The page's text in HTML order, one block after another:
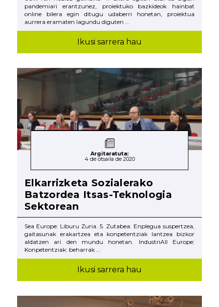
pandemiari erantzunez, proiektuko bazkideok hainbat
online bilera egin ditugu udaberri honetan, proiektua
aurrera eramaten lagundu diguten ...
Ikusi sarrera hau
Argitaratuta:
4 de otsaila de 2020
Elkarrizketa Sozialerako
Batzordea Itsas-Teknologia
Sektorean
Sea Europe: Liburu Zuria. 5. Zutabea: Enplegua suspertzea,
gaitasunak erakartzea eta konpetentziak lantzea bizkor
aldatzen ari den mundu honetan. IndustriAll Europe:
Konpetentziak: beharrak ...
Ikusi sarrera hau